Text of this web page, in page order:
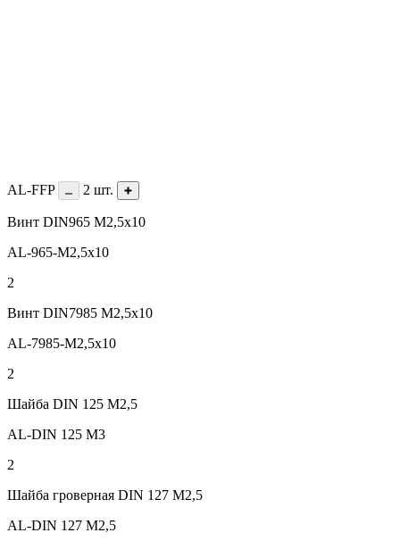
AL-FFP 2 шт.
Винт DIN965 М2,5х10
AL-965-M2,5х10
2
Винт DIN7985 M2,5х10
AL-7985-M2,5x10
2
Шайба DIN 125 М2,5
AL-DIN 125 M3
2
Шайба гроверная DIN 127 М2,5
AL-DIN 127 M2,5